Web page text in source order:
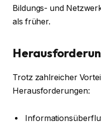
Bildungs- und
als früher.
Trotz zahlreicher
Herausforderungen: